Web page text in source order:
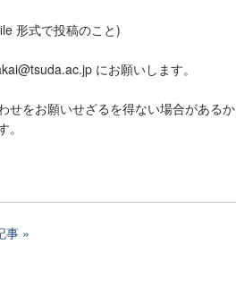
形式で投稿のこと)
にお願いします。
せをお願いせざるを得ない場合があるか
事